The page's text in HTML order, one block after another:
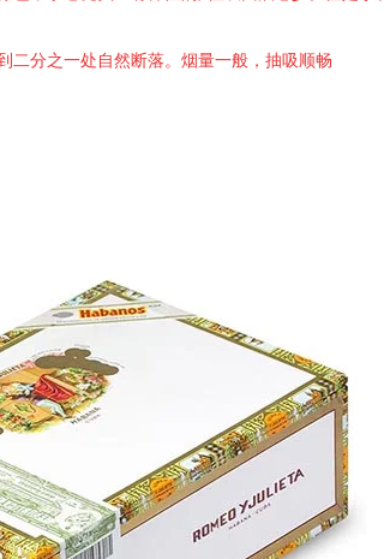
二分之一处自然断落。烟量一般，抽吸顺畅